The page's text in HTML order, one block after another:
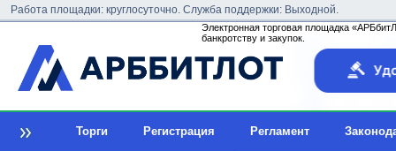
Работа площадки: круглосуточно. Служба поддержки: Выходной.
Электронная торговая площадка
банкротству и закупок.
Торги Регистрация Регламент